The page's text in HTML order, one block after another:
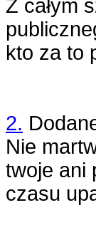
Z całym
kto za to
2.
Nie
twoje ani
czasu